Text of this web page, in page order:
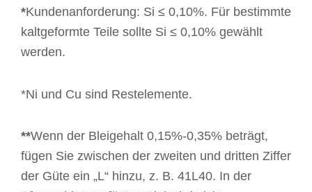
*Kundenanforderung: Si ≤ 0,10%. Für bestimmte
kaltgeformte Teile sollte Si ≤ 0,10% gewählt
werden.
*Ni und Cu sind Restelemente.
**Wenn der Bleigehalt 0,15%-0,35% beträgt,
fügen Sie zwischen der zweiten und dritten Ziffer
der Güte ein „L“ hinzu, z. B. 41L40. In der